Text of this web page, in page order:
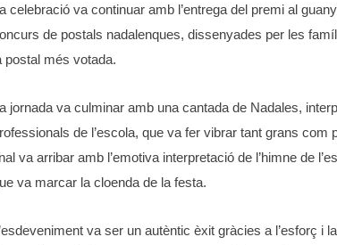
celebració va continuar amb l’entrega del premi al
de postals nadalenques, dissenyades per les
postal més votada.
jornada va culminar amb una cantada de Nadales,
de l’escola, que va fer vibrar tant grans com
va arribar amb l’emotiva interpretació de l’himne de
va marcar la cloenda de la festa.
va ser un autèntic èxit gràcies a l’esforç i